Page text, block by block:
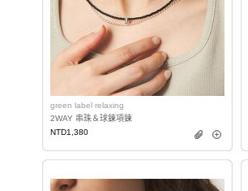
green label relaxing
2WAY 串珠＆球鍊項鍊
NTD1,380